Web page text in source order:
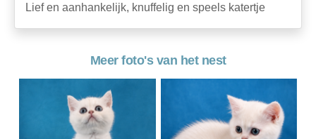
Lief en aanhankelijk, knuffelig en speels katertje
Meer foto's van het nest